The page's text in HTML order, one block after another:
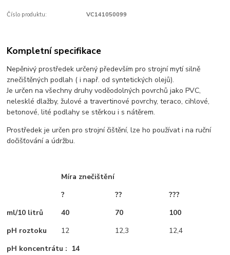
Číslo produktu: VC141050099
Kompletní specifikace
Nepěnivý prostředek určený především pro strojní mytí silně
znečištěných podlah ( i např. od syntetických olejů).
Je určen na všechny druhy voděodolných povrchů jako PVC,
nelesklé dlažby, žulové a travertinové povrchy, teraco, cihlové,
betonové, lité podlahy se stěrkou i s nátěrem.
Prostředek je určen pro strojní čištění, lze ho používat i na ruční
dočišťování a údržbu.
Míra znečištění
?
??
???
ml/10 litrů
40 70
100
pH roztoku
12 12,3
12,4
pH koncentrátu : 14